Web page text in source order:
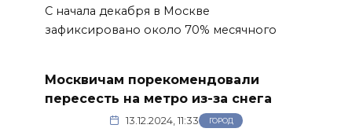
С начала декабря в Москве
зафиксировано около 70% месячного
Москвичам порекомендовали
пересесть на метро из-за снега
13.12.2024, 11:33 ГОРОД